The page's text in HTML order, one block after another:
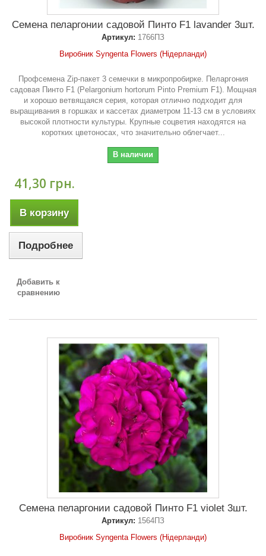
Семена пеларгонии садовой Пинто F1 lavander 3шт.
Артикул: 1766ПЗ
Виробник Syngenta Flowers (Нідерланди)
Профсемена Zip-пакет 3 семечки в микропробирке. Пеларгония
садовая Пинто F1 (Pelargonium hortorum Pinto Premium F1). Мощная
и хорошо ветвящаяся серия, которая отлично подходит для
выращивания в горшках и кассетах диаметром 11-13 см в условиях
высокой плотности культуры. Крупные соцветия находятся на
коротких цветоносах, что значительно облегчает...
В наличии
41,30 грн.
В корзину
Подробнее
Добавить к
сравнению
Семена пеларгонии садовой Пинто F1 violet 3шт.
Артикул: 1564ПЗ
Виробник Syngenta Flowers (Нідерланди)